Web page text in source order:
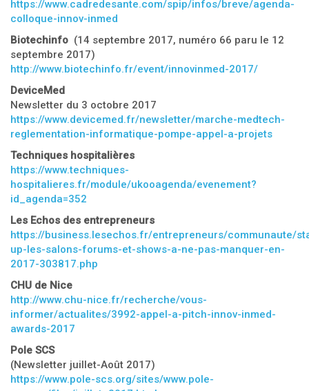
https://www.cadredesante.com/spip/infos/breve/agenda-
colloque-innov-inmed
Biotechinfo (14 septembre 2017, numéro 66 paru le 12
septembre 2017)
http://www.biotechinfo.fr/event/innovinmed-2017/
DeviceMed
Newsletter du 3 octobre 2017
https://www.devicemed.fr/newsletter/marche-medtech-
reglementation-informatique-pompe-appel-a-projets
Techniques hospitalières
https://www.techniques-
hospitalieres.fr/module/ukooagenda/evenement?
id_agenda=352
Les Echos des entrepreneurs
https://business.lesechos.fr/entrepreneurs/communaute/
up-les-salons-forums-et-shows-a-ne-pas-manquer-en-
2017-303817.php
CHU de Nice
http://www.chu-nice.fr/recherche/vous-
informer/actualites/3992-appel-a-pitch-innov-inmed-
awards-2017
Pole SCS
(Newsletter juillet-Août 2017)
https://www.pole-scs.org/sites/www.pole-